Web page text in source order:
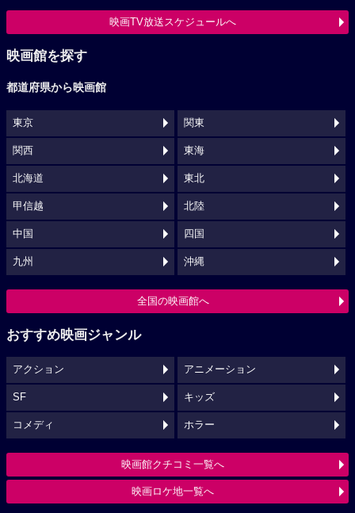
映画TV放送スケジュールへ
映画館を探す
都道府県から映画館
東京 関東
関西 東海
北海道 東北
甲信越 北陸
中国 四国
九州 沖縄
全国の映画館へ
おすすめ映画ジャンル
アクション アニメーション
SF キッズ
コメディ ホラー
映画館クチコミ一覧へ
映画ロケ地一覧へ